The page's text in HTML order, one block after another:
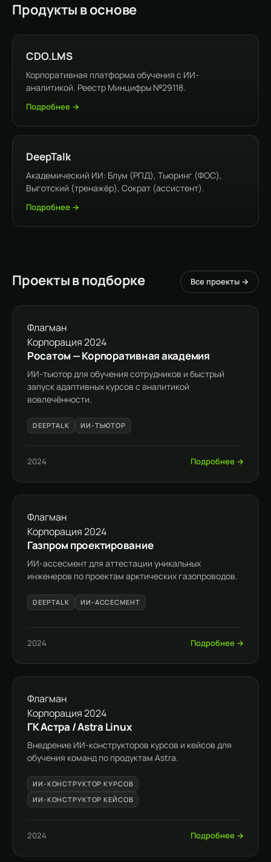
Продукты в основе
CDO.LMS
Корпоративная платформа обучения с ИИ-
аналитикой. Реестр Минцифры №29118.
Подробнее →
DeepTalk
Академический ИИ: Блум (РПД), Тьюринг (ФОС),
Выготский (тренажёр), Сократ (ассистент).
Подробнее →
Проекты в подборке Все проекты →
Флагман
Корпорация2024
Росатом — Корпоративная академия
ИИ-тьютор для обучения сотрудников и быстрый
запуск адаптивных курсов с аналитикой
вовлечённости.
DEEPTALK ИИ-ТЬЮТОР
2024 Подробнее →
Флагман
Корпорация2024
Газпром проектирование
ИИ-ассесмент для аттестации уникальных
инженеров по проектам арктических газопроводов.
DEEPTALK ИИ-АССЕСМЕНТ
2024 Подробнее →
Флагман
Корпорация2024
ГК Астра / Astra Linux
Внедрение ИИ-конструкторов курсов и кейсов для
обучения команд по продуктам Astra.
ИИ-КОНСТРУКТОР КУРСОВ
ИИ-КОНСТРУКТОР КЕЙСОВ
2024 Подробнее →